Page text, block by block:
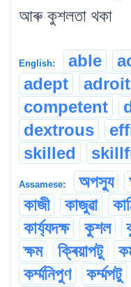
আৰু কুশলতা থকা
English: able
adept
adroit
competent
dextrous
skilled
Assamese: অপস্যু
কাজী
কাজুৱা
কাৰ্য্যদক্ষ
কুশল
ক্ষম
ক্ৰিয়াপটু
কৰ্ম্মনিপুণ
কৰ্ম্মপটু